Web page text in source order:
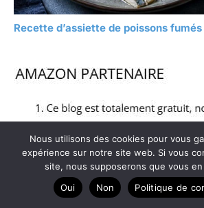
Recette d’assiette de poissons fumés
Nous utilisons des cookies pour vous
expérience sur notre site web. Si vous
site, nous supposerons que vous
Oui
Non Politique de